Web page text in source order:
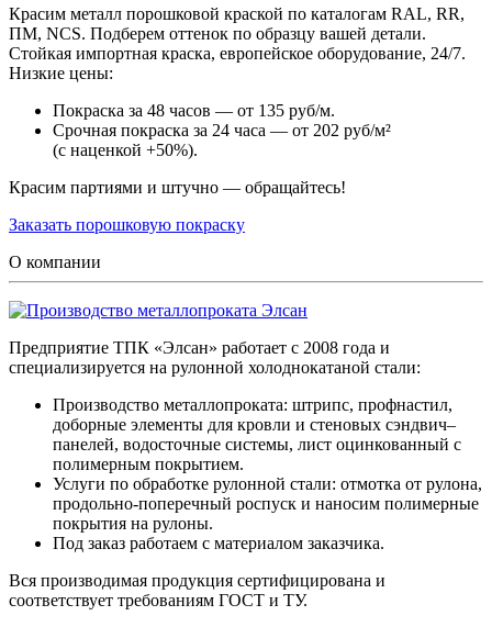
Красим металл порошковой краской по каталогам RAL, RR,
ПМ, NCS. Подберем оттенок по образцу вашей детали.
Стойкая импортная краска, европейское оборудование, 24/7.
Низкие цены:
Покраска за 48 часов — от 135 руб/м.
Срочная покраска за 24 часа — от 202 руб/м²
(с наценкой +50%).
Красим партиями и штучно — обращайтесь!
Заказать порошковую покраску
О компании
Предприятие ТПК «Элсан» работает с 2008 года и
специализируется на рулонной холоднокатаной стали:
Производство металлопроката: штрипс, профнастил,
доборные элементы для кровли и стеновых сэндвич–
панелей, водосточные системы, лист оцинкованный с
полимерным покрытием.
Услуги по обработке рулонной стали: отмотка от рулона,
продольно-поперечный роспуск и наносим полимерные
покрытия на рулоны.
Под заказ работаем с материалом заказчика.
Вся производимая продукция сертифицирована и
соответствует требованиям ГОСТ и ТУ.